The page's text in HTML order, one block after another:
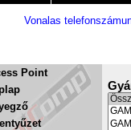
Vonalas
Point